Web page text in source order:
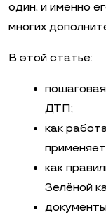
один, и именно
многих
В этой статье:
ДТП;
как
как
Зелёной